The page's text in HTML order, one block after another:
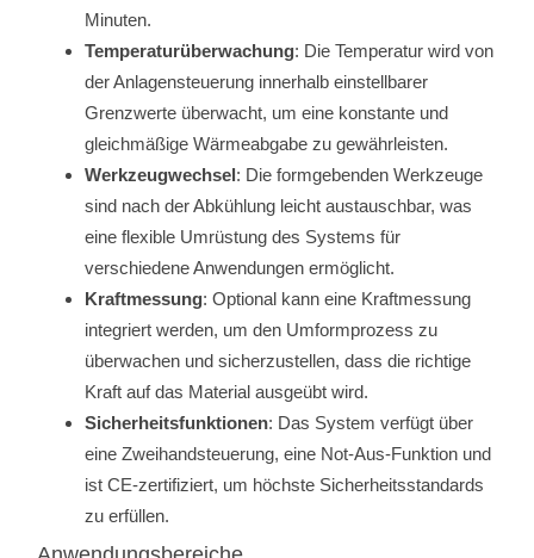
Minuten.
Temperaturüberwachung: Die Temperatur wird von
der Anlagensteuerung innerhalb einstellbarer
Grenzwerte überwacht, um eine konstante und
gleichmäßige Wärmeabgabe zu gewährleisten.
Werkzeugwechsel: Die formgebenden Werkzeuge
sind nach der Abkühlung leicht austauschbar, was
eine flexible Umrüstung des Systems für
verschiedene Anwendungen ermöglicht.
Kraftmessung: Optional kann eine Kraftmessung
integriert werden, um den Umformprozess zu
überwachen und sicherzustellen, dass die richtige
Kraft auf das Material ausgeübt wird.
Sicherheitsfunktionen: Das System verfügt über
eine Zweihandsteuerung, eine Not-Aus-Funktion und
ist CE-zertifiziert, um höchste Sicherheitsstandards
zu erfüllen.